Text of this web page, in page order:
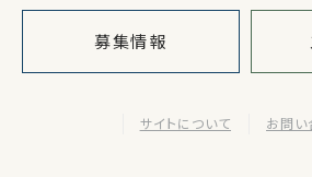
募集情報
サイトについて お問い